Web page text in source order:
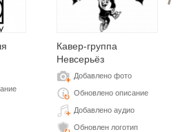
Кавер-группа
Невсерьёз
Добавлено фото
Обновлено описание
Добавлено аудио
Обновлен логотип